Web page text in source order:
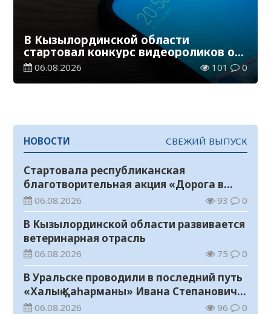
В Кызылординской области
стартовал конкурс видеороликов о
семейных ценностях и Конституции
06.08.2026 101 0
НОВОСТИ СВЕЖИЙ ВЫПУСК
Стартовала республиканская
благотворительная акция «Дорога в
школу»
06.08.2026 93 0
В Кызылординской области развивается
ветеринарная отрасль
06.08.2026 75 0
В Уральске проводили в последний путь
«Халық Қаһарманы» Ивана Степановича
Гапича
06.08.2026 96 0